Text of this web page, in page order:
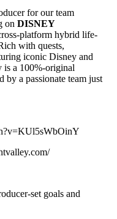
for our team
on DISNEY
platform hybrid life-
with quests,
iconic Disney and
is a 100%-original
by a passionate team just
set goals and